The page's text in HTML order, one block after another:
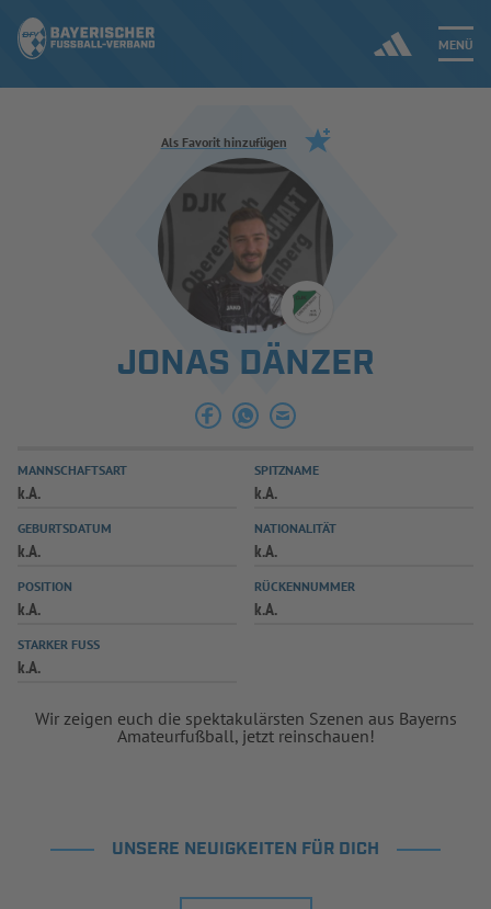
MENÜ
Jetzt einloggen
ERGEBNISSE & WETTBEWERBE
SPIELBETRIEB & VERBANDSLEBEN
AUSBILDUNG & FÖRDERUNG
SPIELPLUS
Als Favorit hinzufügen
JONAS DÄNZER
MANNSCHAFTSART
k.A.
SPITZNAME
k.A.
GEBURTSDATUM
k.A.
NATIONALITÄT
k.A.
POSITION
k.A.
RÜCKENNUMMER
k.A.
STARKER FUSS
k.A.
Wir zeigen euch die spektakulärsten Szenen aus Bayerns
Amateurfußball, jetzt reinschauen!
UNSERE NEUIGKEITEN FÜR DICH